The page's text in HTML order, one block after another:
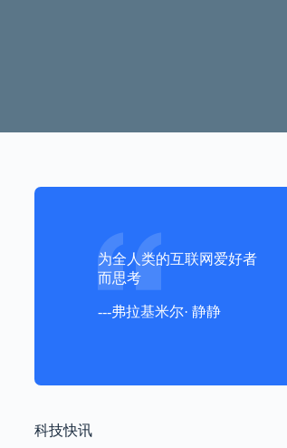
为全人类的互联网爱好者
而思考
---弗拉基米尔· 静静
科技快讯